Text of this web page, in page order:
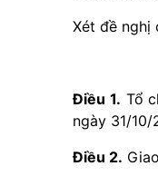
Xét đề nghị
Điều 1. Tổ
ngày 31/
Điều 2.